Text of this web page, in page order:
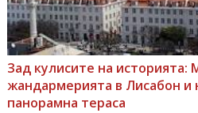
Зад кулисите на историята:
жандармерията в Лисабон и
панорамна тераса